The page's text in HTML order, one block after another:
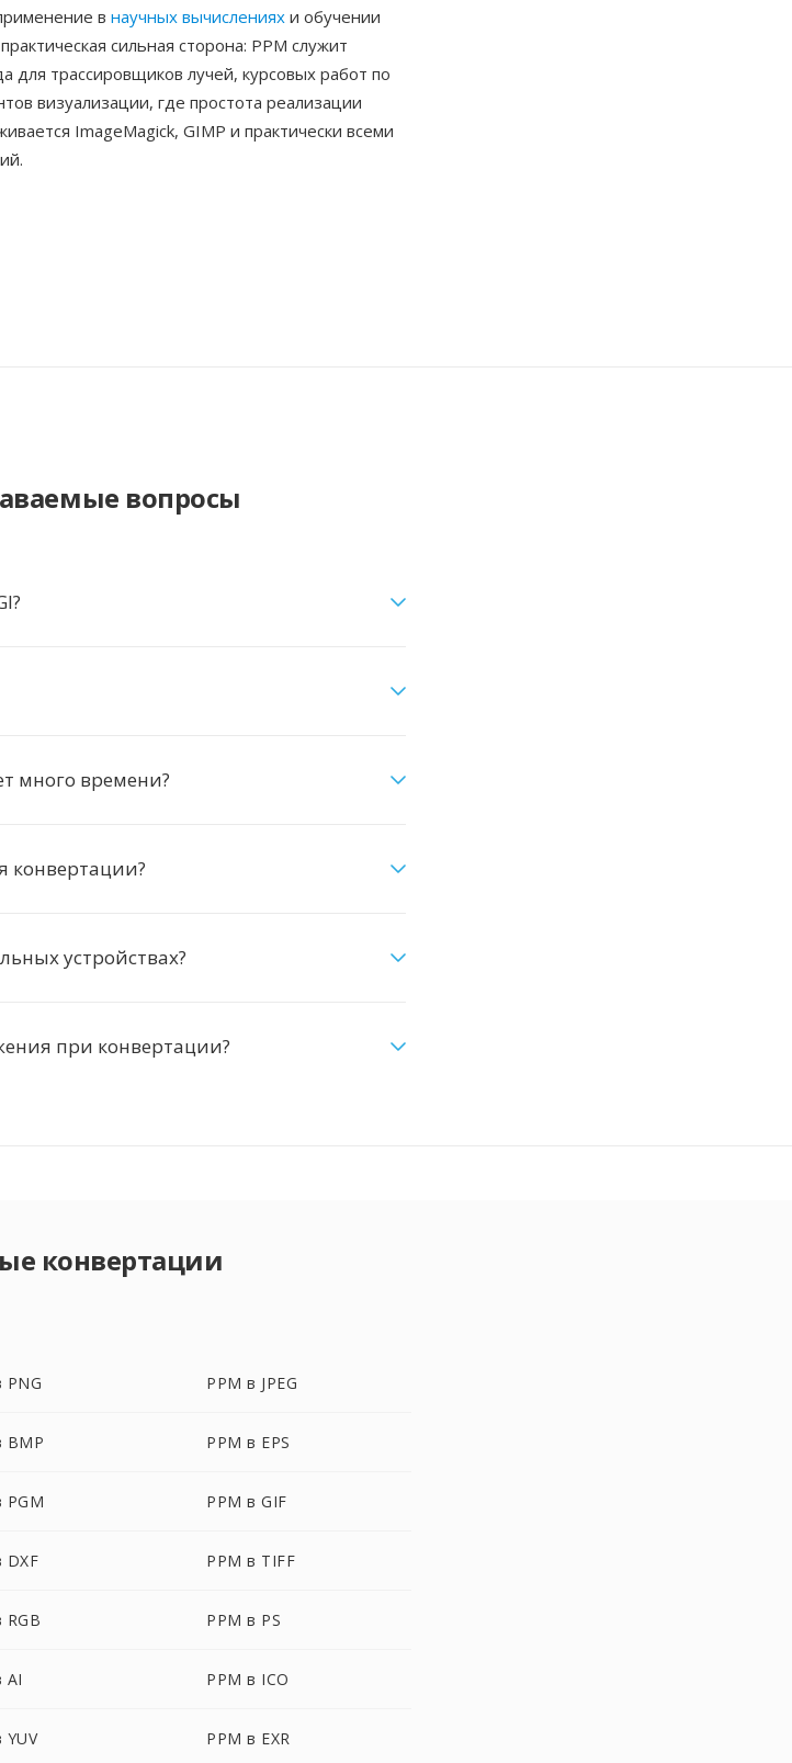
в научных вычислениях и обучении
сильная сторона: PPM служит
трассировщиков лучей, курсовых работ по
визуализации, где простота реализации
ImageMagick, GIMP и практически всеми
вопросы
много времени?
конвертации?
устройствах?
при конвертации?
конвертации
PNG PPM в JPEG
BMP PPM в EPS
PGM PPM в GIF
DXF PPM в TIFF
RGB PPM в PS
AI PPM в ICO
YUV PPM в EXR